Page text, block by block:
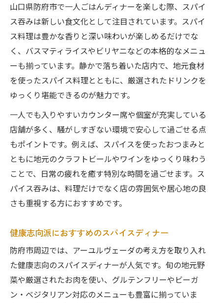
山口県防府市で一人ごはんディナーを楽しむ際、スパイ
ス吞みは新しい食文化として注目されています。スパイ
ス料理は豊かな香りと深い味わいが楽しめるだけでな
く、バスマティライスやビリヤニなどの本格的なメニュ
ーも揃っています。静かで落ち着いた店内で、地元食材
を使ったスパイス料理とともに、厳選されたドリンクを
ゆっくり堪能できるのが魅力です。
一人でも入りやすいカウンター席や個室が充実している
店舗が多く、騒がしすぎない環境で安心して過ごせる点
もポイントです。例えば、スパイスを使ったおつまみと
ともに地元のクラフトビールやワインをゆっくり味わう
ことで、日常の疲れを癒す特別な時間を過ごせます。ス
パイス吞みは、料理だけでなく店の雰囲気や居心地の良
さも重視する方におすすめです。
健康志向派におすすめのスパイスディナー
防府市周辺では、アーユルヴェーダの考え方を取り入れ
た健康志向のスパイスディナーが人気です。旬の地元野
菜や厳選されたお肉を使い、グルテンフリーやビーガ
ン・ベジタリアン対応のメニューも豊富に揃っていま